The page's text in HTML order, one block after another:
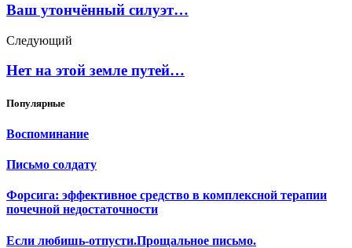
Ваш утончённый силуэт…
Следующий
Нет на этой земле путей…
Популярные
Воспоминание
Письмо солдату
Форсига: эффективное средство в комплексной терапии
почечной недостаточности
Если любишь-отпусти.Прощальное письмо.